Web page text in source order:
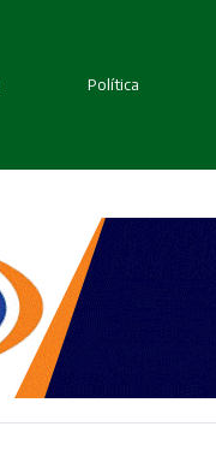
Política